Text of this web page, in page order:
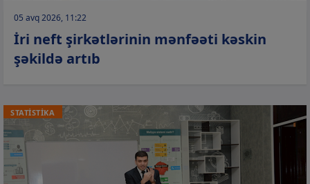
05 avq 2026, 11:22
İri neft şirkətlərinin mənfəəti kəskin
şəkildə artıb
STATİSTİKA